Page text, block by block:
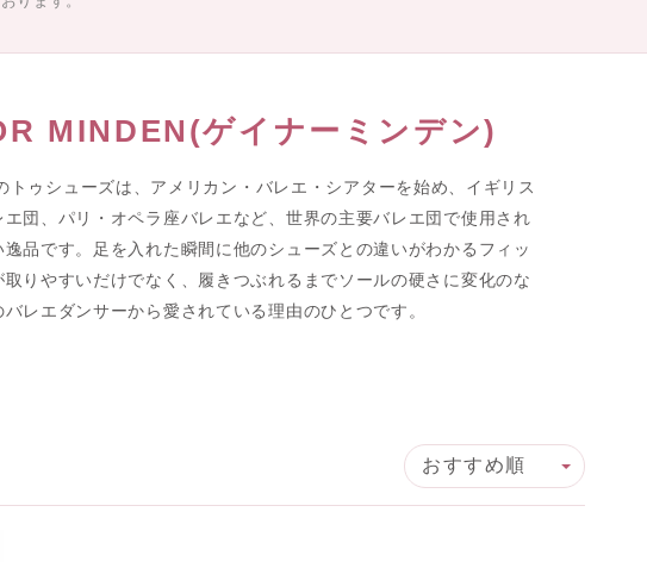
MINDEN(ゲイナーミンデン)
ゥシューズは、アメリカン・バレエ・シアターを始め、イギリス
団、パリ・オペラ座バレエなど、世界の主要バレエ団で使用され
品です。足を入れた瞬間に他のシューズとの違いがわかるフィッ
取りやすいだけでなく、履きつぶれるまでソールの硬さに変化のな
レエダンサーから愛されている理由のひとつです。